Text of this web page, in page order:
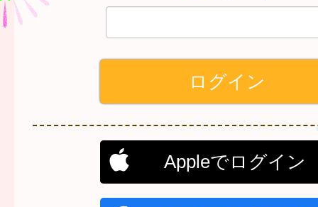
Appleでログイン